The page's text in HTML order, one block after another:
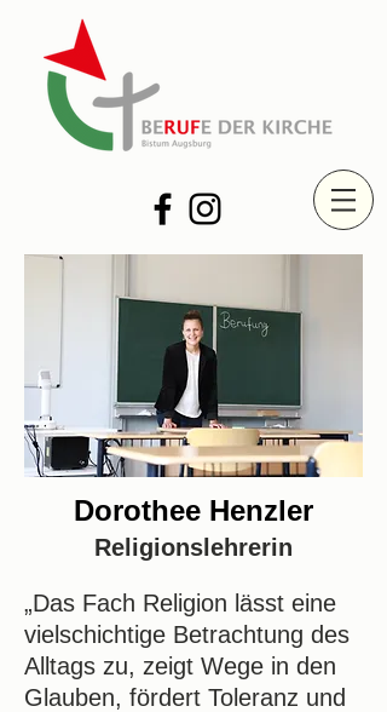
Dorothee Henzler
Religionslehrerin
„Das Fach Religion lässt eine
vielschichtige Betrachtung des
Alltags zu, zeigt Wege in den
Glauben, fördert Toleranz und